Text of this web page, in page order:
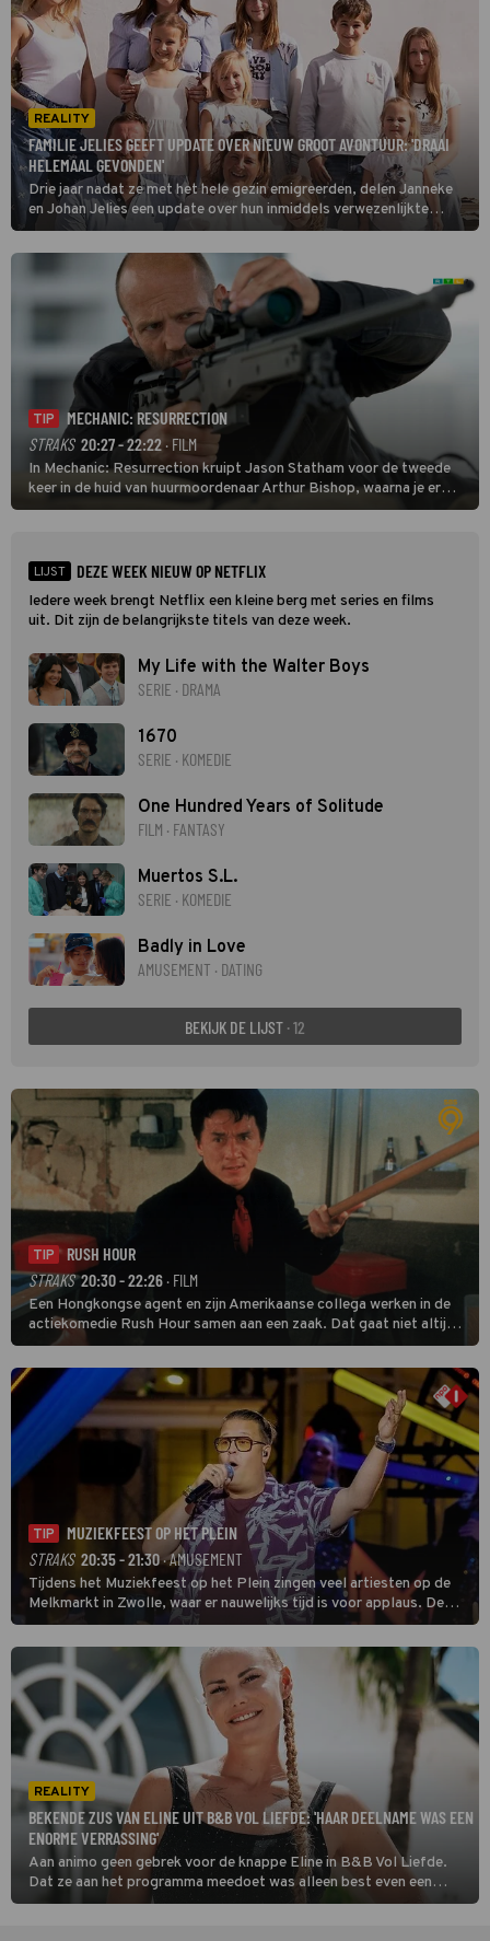
REALITY
FAMILIE JELIES GEEFT UPDATE OVER NIEUW GROOT AVONTUUR: 'DRAAI
HELEMAAL GEVONDEN'
Drie jaar nadat ze met het hele gezin emigreerden, delen Janneke
en Johan Jelies een update over hun inmiddels verwezenlijkte
droom: een eigen zaak in Spanje. Hoe vergaat dit nieuwe avontuur
ze?
TIP
MECHANIC: RESURRECTION
STRAKS 20:27 - 22:22 · FILM
In Mechanic: Resurrection kruipt Jason Statham voor de tweede
keer in de huid van huurmoordenaar Arthur Bishop, waarna je er
donder op kunt zeggen dat er van Bishops geplande pensioen niet
LIJST DEZE WEEK NIEUW OP NETFLIX
Iedere week brengt Netflix een kleine berg met series en films
uit. Dit zijn de belangrijkste titels van deze week.
My Life with the Walter Boys
SERIE · DRAMA
1670
SERIE · KOMEDIE
One Hundred Years of Solitude
FILM · FANTASY
Muertos S.L.
SERIE · KOMEDIE
Badly in Love
AMUSEMENT · DATING
BEKIJK DE LIJST · 12
TIP
RUSH HOUR
STRAKS 20:30 - 22:26· FILM
Een Hongkongse agent en zijn Amerikaanse collega werken in de
actiekomedie Rush Hour samen aan een zaak. Dat gaat niet altijd
van een leien dakje.
TIP
MUZIEKFEEST OP HET PLEIN
STRAKS 20:35 - 21:30· AMUSEMENT
Tijdens het Muziekfeest op het Plein zingen veel artiesten op de
Melkmarkt in Zwolle, waar er nauwelijks tijd is voor applaus. De
grootste namen zijn André Hazes, Jannes, René Froger en
natuurlijk Rutger van Barneveld met zijn hit Zwoele Zomernachten.
REALITY
BEKENDE ZUS VAN ELINE UIT B&B VOL LIEFDE: 'HAAR DEELNAME WAS EEN
ENORME VERRASSING'
Aan animo geen gebrek voor de knappe Eline in B&B Vol Liefde.
Dat ze aan het programma meedoet was alleen best even een
schok voor haar familie, onder wie haar bekende zus.